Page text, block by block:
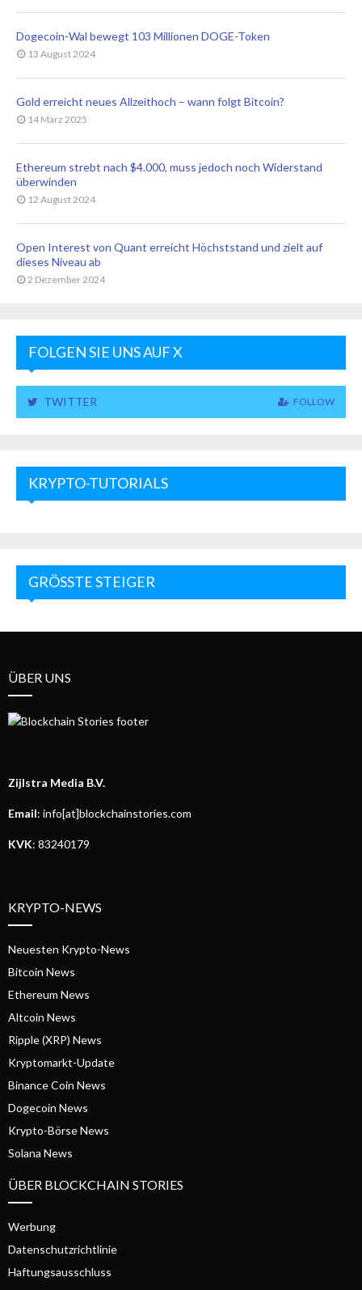
Dogecoin-Wal bewegt 103 Millionen DOGE-Token
13 August 2024
Gold erreicht neues Allzeithoch – wann folgt Bitcoin?
14 März 2025
Ethereum strebt nach $4.000, muss jedoch noch Widerstand
überwinden
12 August 2024
Open Interest von Quant erreicht Höchststand und zielt auf
dieses Niveau ab
2 Dezember 2024
FOLGEN SIE UNS AUF X
TWITTER FOLLOW
KRYPTO-TUTORIALS
GRÖSSTE STEIGER
ÜBER UNS
Zijlstra Media B.V.
Email: info[at]blockchainstories.com
KVK: 83240179
KRYPTO-NEWS
Neuesten Krypto-News
Bitcoin News
Ethereum News
Altcoin News
Ripple (XRP) News
Kryptomarkt-Update
Binance Coin News
Dogecoin News
Krypto-Börse News
Solana News
ÜBER BLOCKCHAIN STORIES
Werbung
Datenschutzrichtlinie
Haftungsausschluss